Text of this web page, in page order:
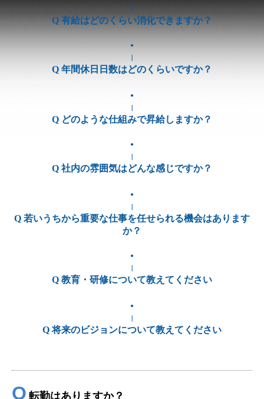
採用まで・入社後の流れ
Q 有給はどのくらい消化できますか？
●
Q 年間休日日数はどのくらいですか？
●
Q どのような仕組みで昇給しますか？
●
Q 社内の雰囲気はどんな感じですか？
●
Q 若いうちから重要な仕事を任せられる機会はあります
か？
●
Q 教育・研修について教えてください
●
Q 将来のビジョンについて教えてください
Q 転勤はありますか？